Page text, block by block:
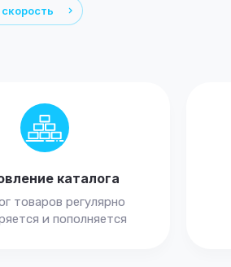
каталога
товаров регулярно
и пополняется